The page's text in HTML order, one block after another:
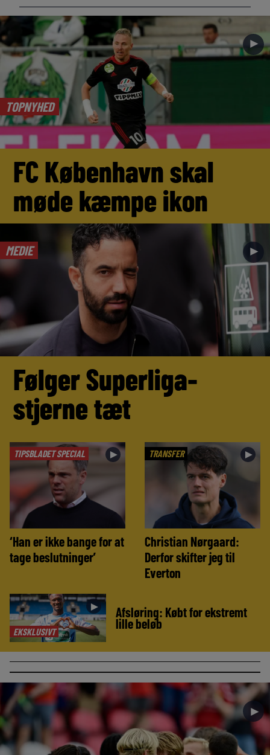
TOPNYHED
►
FC København skal
møde kæmpe ikon
MEDIE ►
Følger Superliga-
stjerne tæt
TIPSBLADET SPECIAL ►
‘Han er ikke bange for at
tage beslutninger’
TRANSFER ►
Christian Nørgaard:
Derfor skifter jeg til
Everton
EKSKLUSIVT
► Afsløring: Købt for ekstremt
lille beløb
►